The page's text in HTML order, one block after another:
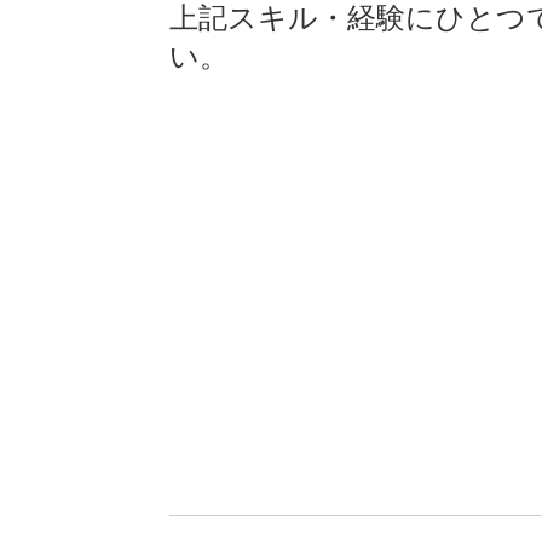
上記スキル・経験にひと
い。